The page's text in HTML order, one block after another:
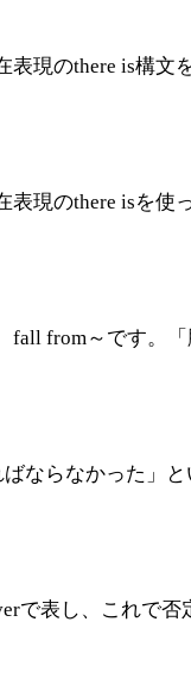
現のthere is構文
現のthere isを使
from～です。「
ならなかった」と
で表し、これで否